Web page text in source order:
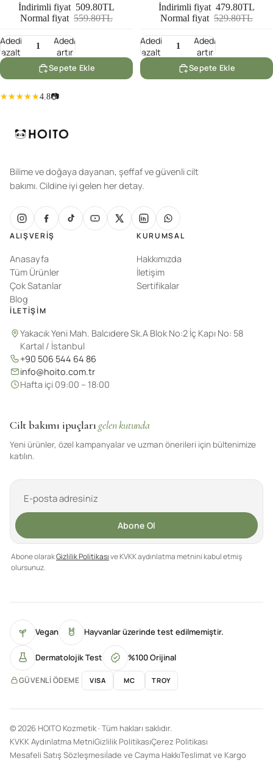
BHA Serum (30 ml) + Hyalüronik
Asit Serum (30 ml)
İndirimli fiyat 509.80TL
Normal fiyat 559.80TL
Adedi
azalt
Adedi
artır
Sepete Ekle
4.8📷
Temizleme Jeli (200 ml) + AHA
BHA Serum (30 ml)
İndirimli fiyat 479.80TL
Normal fiyat 529.80TL
Adedi
azalt
Adedi
artır
Sepete Ekle
Cilt bakımı ipuçları gelen kutunda
Yeni ürünler, özel kampanyalar ve uzman önerileri için bültenimize
katılın.
Abone Ol
Abone olarakGizlilik Politikasıve KVKK aydınlatma metnini kabul etmiş
olursunuz.
Bilime ve doğaya dayanan, şeffaf ve güvenli cilt
bakımı. Cildine iyi gelen her detay.
ALIŞVERIŞ
Anasayfa
Tüm Ürünler
Çok Satanlar
Blog
KURUMSAL
Hakkımızda
İletişim
Sertifikalar
İLETIŞIM
Yakacık Yeni Mah. Balcıdere Sk.A Blok No:2 İç Kapı No: 58
Kartal / İstanbul
+90 506 544 64 86
info@hoito.com.tr
Hafta içi 09:00 – 18:00
Vegan Hayvanlar üzerinde test edilmemiştir.
Dermatolojik Test %100 Orijinal
GÜVENLI ÖDEME VISA MC TROY
© 2026 HOITO Kozmetik · Tüm hakları saklıdır.
KVKK Aydınlatma MetniGizlilik PolitikasıÇerez Politikası
Mesafeli Satış Sözleşmesiİade ve Cayma HakkıTeslimat ve Kargo